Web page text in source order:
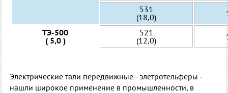
531
(18,0)
ТЭ-500
( 5,0 )
521
(12,0)
Электрические тали передвижные - элетротельферы -
нашли широкое применение в промышленности, в